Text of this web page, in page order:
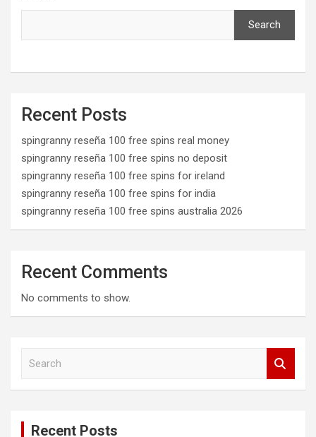
Search
Recent Posts
spingranny reseña 100 free spins real money
spingranny reseña 100 free spins no deposit
spingranny reseña 100 free spins for ireland
spingranny reseña 100 free spins for india
spingranny reseña 100 free spins australia 2026
Recent Comments
No comments to show.
Recent Posts